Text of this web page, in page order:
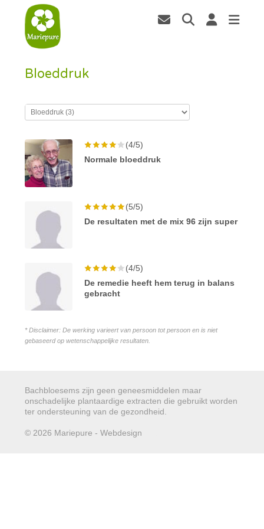
Bloeddruk
(4/5)
Normale bloeddruk
(5/5)
De resultaten met de mix 96 zijn super
(4/5)
De remedie heeft hem terug in balans
gebracht
* Disclaimer: De werking varieert van persoon tot persoon en is niet
gebaseerd op wetenschappelijke resultaten.
Bachbloesems zijn geen geneesmiddelen maar
onschadelijke plantaardige extracten die gebruikt worden
ter ondersteuning van de gezondheid.
© 2026 Mariepure - Webdesign